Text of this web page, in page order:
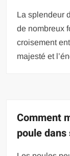
La splendeur
de nombreux
croisement
majesté et
Comment
poule